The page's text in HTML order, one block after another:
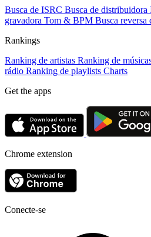
Busca de ISRC Busca de distribuidora
gravadora Tom & BPM Busca reversa
Rankings
Ranking de artistas Ranking de
rádio Ranking de playlists Charts
Get the apps
Chrome extension
Conecte-se